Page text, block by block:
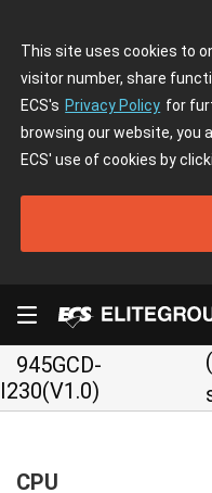
This site uses cookies to
visitor number, share
ECS's Privacy Policy for
browsing our website, you
ECS' use of cookies by
945GCD-
I230(V1.0)
CPU